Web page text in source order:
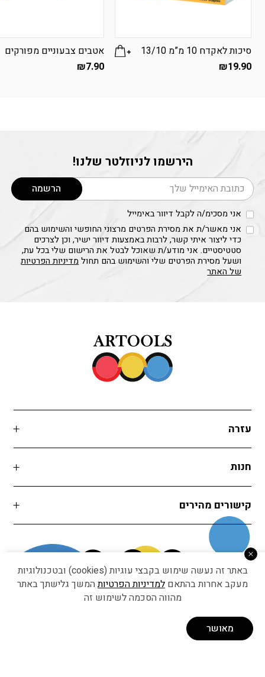
סיכות לאקדח 10 מ”מ 13/10
₪19.90
אטבים צבעוניים מפורקים
₪7.90
הירשמו לניוזלטר שלנו!
דוא׳׳ל הרשמה
אני מסכימ/ה לקבל דיוור באימייל
אני מאשר/ת את מסירת הפרטים מרצוני החופשי והשימוש בהם
כדי ליצור איתי קשר, לרבות באמצעות דיוור ישיר, וכן לצרכים
סטטיסטיים. אני מודע/ת שאוכל לבטל את הרישום שלי בכל עת,
ושעל מסירת הפרטים שלי והשימוש בהם תחולמדיניות הפרטיות
של האתר
עזרה
חנות
קישורים מהירים
באתר זה נעשה שימוש בקבצי עוגיות (cookies) ובטכנולוגיות
מעקב אחרות בהתאם למדיניות הפרטיותהמשך גלישתך באתר
מהווה הסכמה לשימוש זה
מאושר